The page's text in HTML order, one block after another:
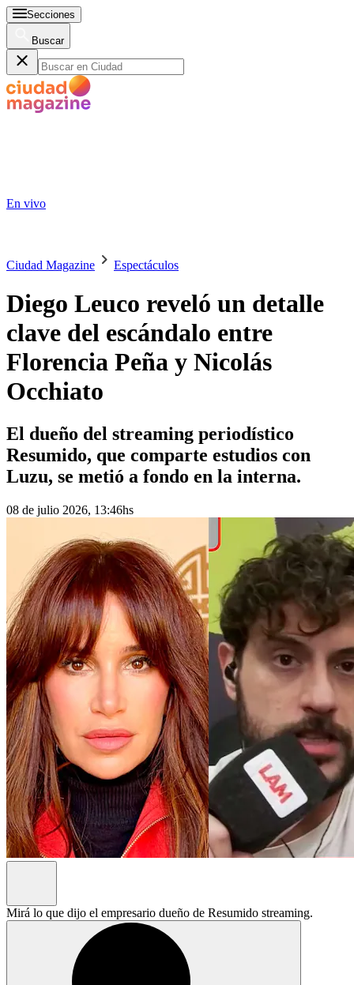
Secciones
Buscar
En vivo
Ciudad Magazine Espectáculos
Diego Leuco reveló un detalle
clave del escándalo entre
Florencia Peña y Nicolás
Occhiato
El dueño del streaming periodístico
Resumido, que comparte estudios con
Luzu, se metió a fondo en la interna.
08 de julio 2026, 13:46hs
Mirá lo que dijo el empresario dueño de Resumido streaming.